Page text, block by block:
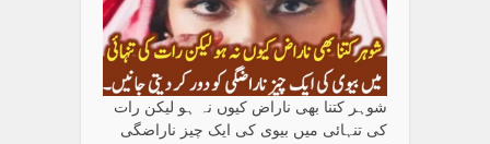
شوہر کتنا بھی ناراض کیوں نہ ہو لیکن رات
کی تنہائی میں بیوی کی ایک چیز ناراضگی